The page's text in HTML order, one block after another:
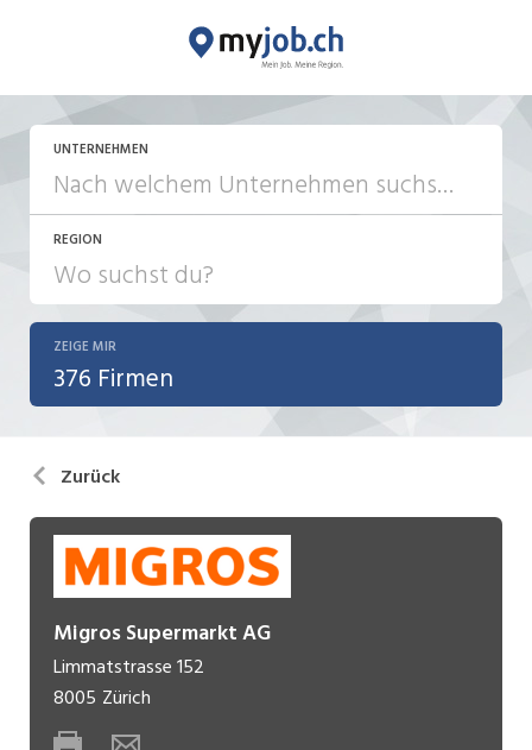
UNTERNEHMEN
REGION
ZEIGE MIR
376 Firmen
Zurück
Migros Supermarkt AG
Limmatstrasse 152
8005 Zürich